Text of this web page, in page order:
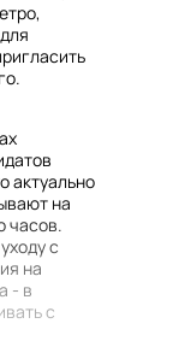
актуально
на
часов.
с
на
- в
с